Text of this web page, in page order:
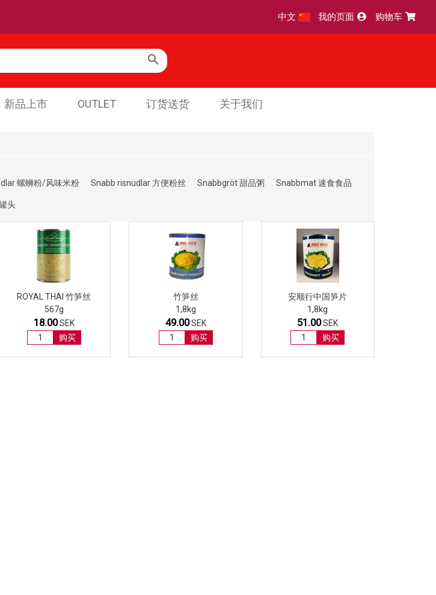
中文 我的页面 购物车
新品上市 OUTLET 订货送货 关于我们
螺蛳粉/风味米粉 Snabb risnudlar 方便粉丝 Snabbgröt 甜品粥 Snabbmat 速食食品
头
ROYAL THAI 竹笋丝
567g
18.00SEK
购买
竹笋丝
1,8kg
49.00SEK
购买
安顺行中国笋片
1,8kg
51.00SEK
购买